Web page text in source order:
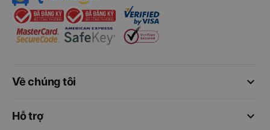
keyboard_arrow_down
Về chúng tôi
keyboard_arrow_down
Hỗ trợ